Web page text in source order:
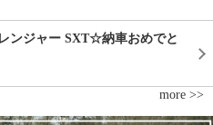
ンジャー SXT☆納車おめでと
more >>